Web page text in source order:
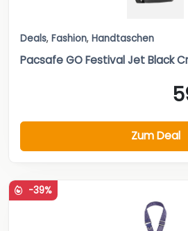
Deals, Fashion, Handtaschen
Pacsafe GO Festival Jet Black
Zum Deal
-39%